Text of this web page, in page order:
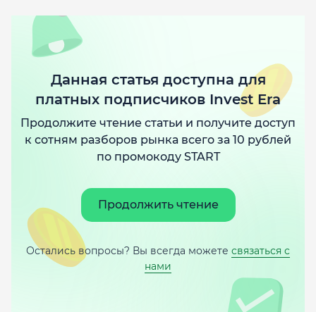
Данная статья доступна для
платных подписчиков Invest Era
Продолжите чтение статьи и получите доступ
к сотням разборов рынка всего за 10 рублей
по промокоду START
Продолжить чтение
Остались вопросы? Вы всегда можете связаться с
нами